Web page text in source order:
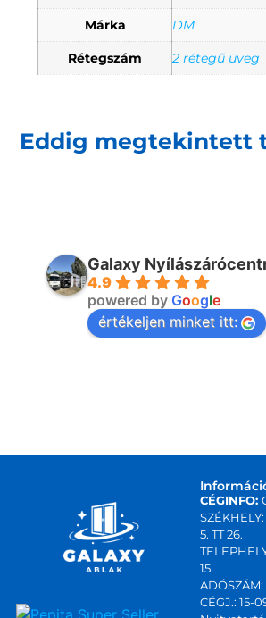
Márka DM
Rétegszám 2 rétegű üveg
Eddig megtekintett
Galaxy
4.9
powered by Google
értékeljen minket itt:
CÉGINFO:
5. TT 26.
15.
CÉGJ.: 15-